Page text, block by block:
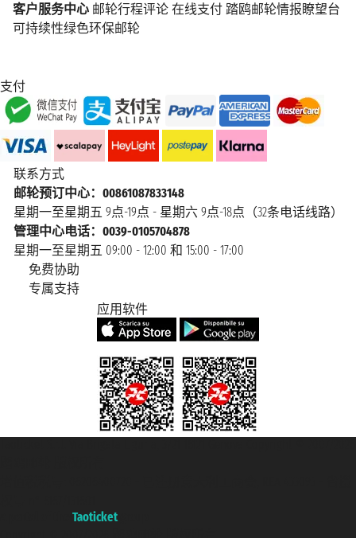
客户服务中心 邮轮行程评论 在线支付 踏鸥邮轮情报瞭望台
可持续性绿色环保邮轮
支付
联系方式
邮轮预订中心：00861087833148
星期一至星期五 9点-19点 - 星期六 9点-18点（32条电话线路）
管理中心电话：0039-0105704878
星期一至星期五 09:00 - 12:00 和 15:00 - 17:00
免费协助
专属支持
应用软件
Taoticket